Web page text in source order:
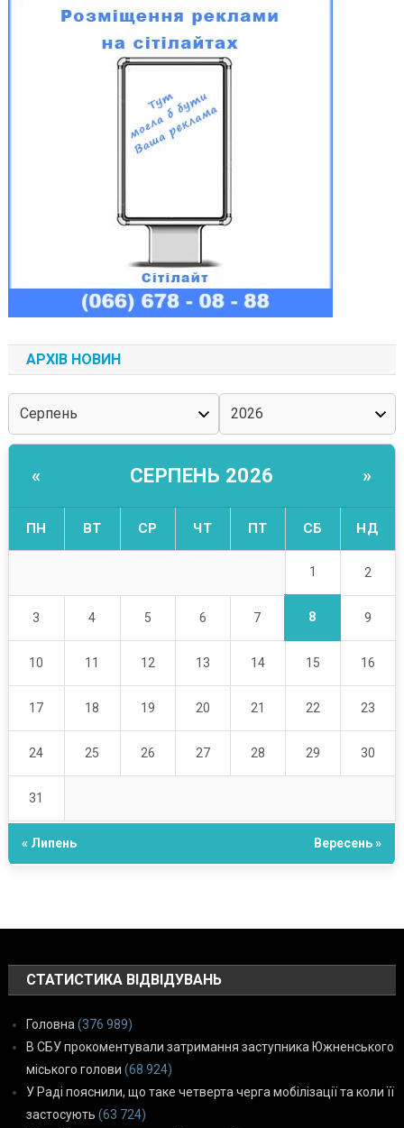
АРХІВ НОВИН
« СЕРПЕНЬ 2026 »
ПН ВТ СР ЧТ ПТ СБ НД
1 2
3 4 5 6 7 8 9
10 11 12 13 14 15 16
17 18 19 20 21 22 23
24 25 26 27 28 29 30
31
« Липень Вересень »
СТАТИСТИКА ВІДВІДУВАНЬ
Головна (376 989)
В СБУ прокоментували затримання заступника Южненського
міського голови (68 924)
У Раді пояснили, що таке четверта черга мобілізації та коли її
застосують (63 724)